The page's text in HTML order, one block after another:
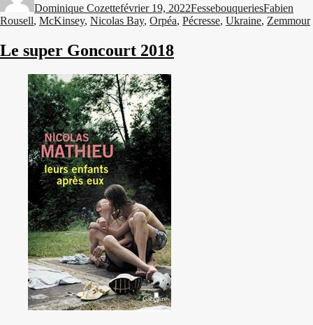
Dominique Cozettefévrier 19, 2022FessebouqueriesFabien
Rousell, McKinsey, Nicolas Bay, Orpéa, Pécresse, Ukraine, Zemmour
Le super Goncourt 2018